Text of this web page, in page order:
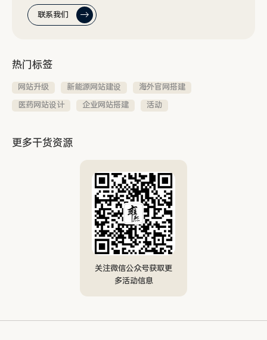
联系我们
热门标签
网站升级 新能源网站建设
海外官网搭建
医药网站设计
企业网站搭建 活动
更多干货资源
关注微信公众号获取更
多活动信息